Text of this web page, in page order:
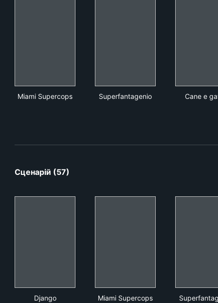
Miami Supercops Superfantagenio Cane e
Сценарій (57)
Django Miami Supercops